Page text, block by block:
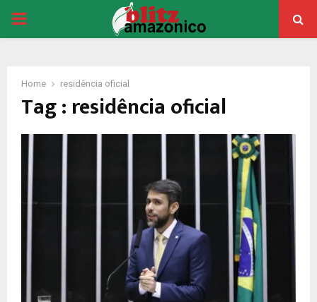
PRIMARY
Home residência oficial
Tag : residência oficial